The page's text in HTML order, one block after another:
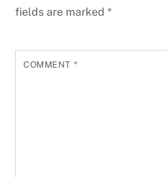
fields are marked*
COMMENT *